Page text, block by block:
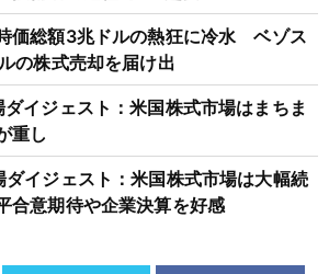
価総額3兆ドルの熱狂に冷水 ベゾス
の株式売却を届け出
イジェスト：米国株式市場はまちま
重し
イジェスト：米国株式市場は大幅続
合意期待や企業決算を好感